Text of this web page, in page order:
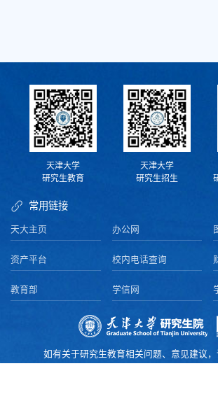
如有关于研究生教育相关问题、意见建议
天津大学
研究生教育
天津大学
研究生招生
常用链接
天大主页 办公网
资产平台 校内电话查询
教育部 学信网